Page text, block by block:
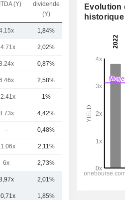
(Y)
dividende
(Y)
1,84%
2,02%
0,87%
2,58%
1%
4,42% 20,92 Md
- 0,48%
2,11%
6x 2,73%
2,01%
1,85%
Evolution
historique